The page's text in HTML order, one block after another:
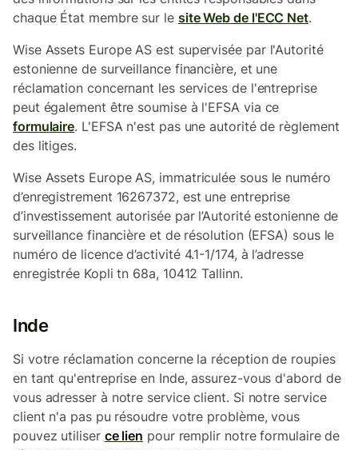
chaque État membre sur le site Web de l'ECC Net.
Wise Assets Europe AS est supervisée par l'Autorité
estonienne de surveillance financière, et une
réclamation concernant les services de l'entreprise
peut également être soumise à l'EFSA via ce
formulaire. L'EFSA n'est pas une autorité de règlement
des litiges.
Wise Assets Europe AS, immatriculée sous le numéro
d’enregistrement 16267372, est une entreprise
d’investissement autorisée par l’Autorité estonienne de
surveillance financière et de résolution (EFSA) sous le
numéro de licence d’activité 4.1-1/174, à l’adresse
enregistrée Kopli tn 68a, 10412 Tallinn.
Inde
Si votre réclamation concerne la réception de roupies
en tant qu'entreprise en Inde, assurez-vous d'abord de
vous adresser à notre service client. Si notre service
client n'a pas pu résoudre votre problème, vous
pouvez utiliser ce lien pour remplir notre formulaire de